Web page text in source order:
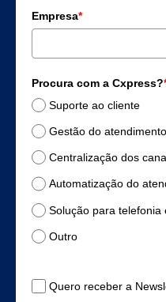
Empresa*
Procura com a Cxpress?
Suporte ao cliente
Gestão do atendimento
Centralização dos
Automatização do
Solução para telefonia
Outro
Quero receber a